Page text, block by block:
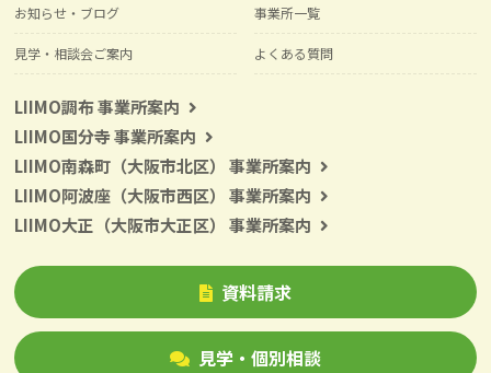
お知らせ・ブログ 事業所一覧
見学・相談会ご案内 よくある質問
LIIMO調布 事業所案内
LIIMO国分寺 事業所案内
LIIMO南森町（大阪市北区） 事業所案内
LIIMO阿波座（大阪市西区） 事業所案内
LIIMO大正（大阪市大正区） 事業所案内
資料請求
見学・個別相談